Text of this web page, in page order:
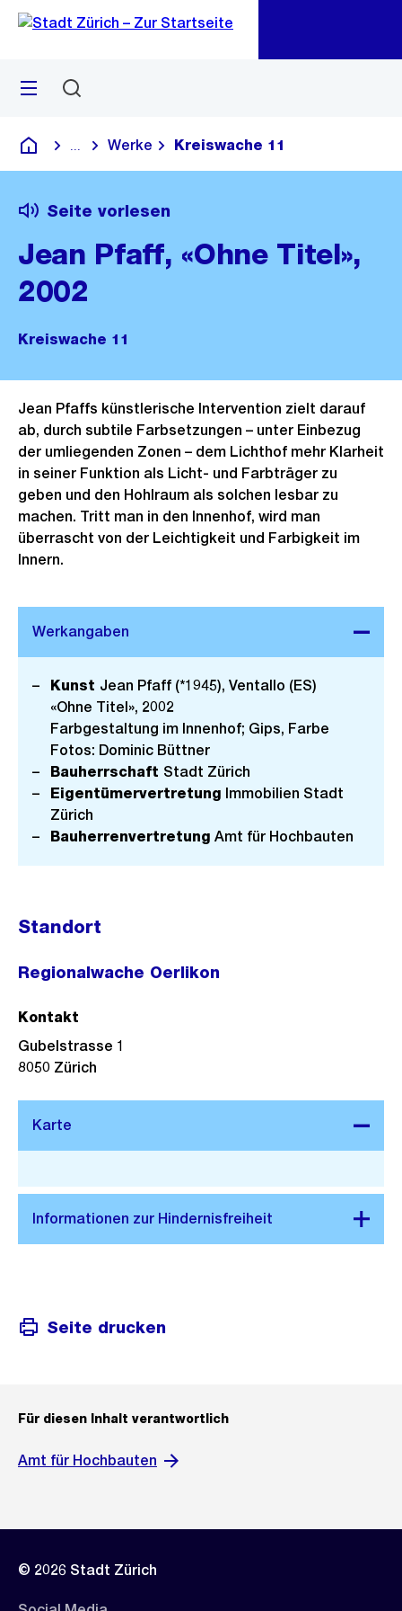
Navigation
Sprunglink
Menü
Deutsch
Blende alle Breadcrumbs ein
Werke Kreiswache 11
Seite vorlesen
Jean Pfaff, «Ohne Titel»,
2002
Kreiswache 11
Jean Pfaffs künstlerische Intervention zielt darauf
ab, durch subtile Farbsetzungen – unter Einbezug
der umliegenden Zonen – dem Lichthof mehr Klarheit
in seiner Funktion als Licht- und Farbträger zu
geben und den Hohlraum als solchen lesbar zu
machen. Tritt man in den Innenhof, wird man
überrascht von der Leichtigkeit und Farbigkeit im
Innern.
Kunst Jean Pfaff (*1945), Ventallo (ES)
«Ohne Titel», 2002
Farbgestaltung im Innenhof; Gips, Farbe
Fotos: Dominic Büttner
Bauherrschaft Stadt Zürich
Eigentümervertretung Immobilien Stadt
Zürich
Bauherrenvertretung Amt für Hochbauten
Standort
Regionalwache Oerlikon
Stadtplan 3D
Kontakt
Gubelstrasse 1
8050 Zürich
Seite drucken
Für diesen Inhalt verantwortlich
Amt für Hochbauten
© 2026 Stadt Zürich